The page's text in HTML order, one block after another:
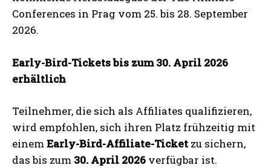
Conferences in Prag vom 25. bis 28. September
2026.
Early-Bird-Tickets bis zum 30. April 2026
erhältlich
Teilnehmer, die sich als Affiliates qualifizieren,
wird empfohlen, sich ihren Platz frühzeitig mit
einemEarly-Bird-Affiliate-Ticket zu sichern,
das bis zum 30. April 2026 verfügbar ist.